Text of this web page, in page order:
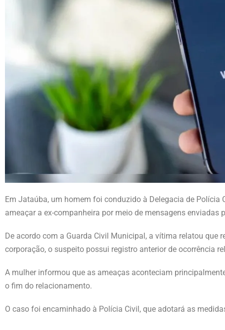
Em Jataúba, um homem foi conduzido à Delegacia de Polícia
ameaçar a ex-companheira por meio de mensagens enviadas
De acordo com a Guarda Civil Municipal, a vítima relatou que
corporação, o suspeito possui registro anterior de ocorrência
A mulher informou que as ameaças aconteciam
o fim do relacionamento.
O caso foi encaminhado à Polícia Civil, que adotará as